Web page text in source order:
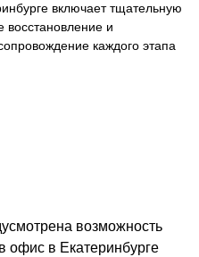
включает тщательную
восстановление и
каждого этапа
возможность
офис в Екатеринбурге